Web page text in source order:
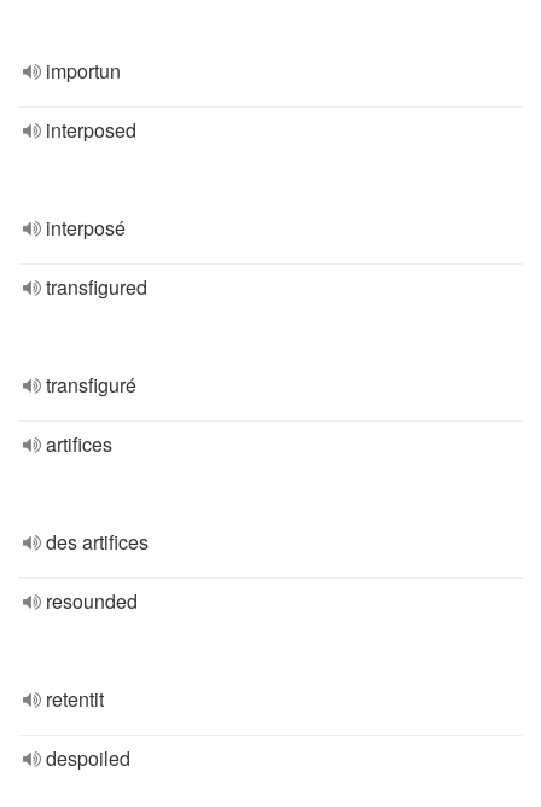
importun
interposed
interposé
transfigured
transfiguré
artifices
des artifices
resounded
retentit
despoiled